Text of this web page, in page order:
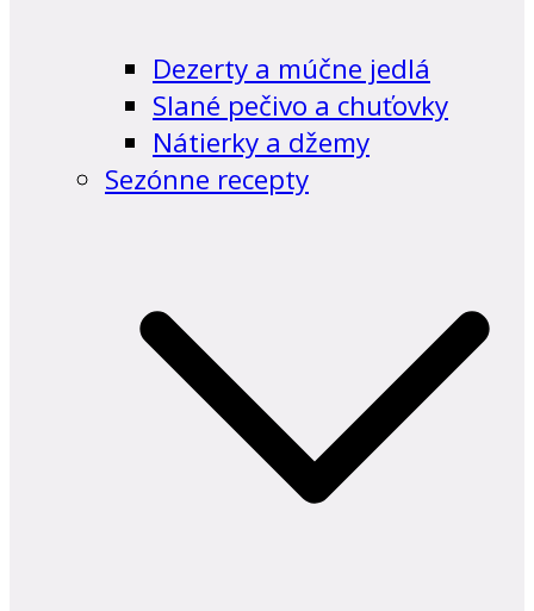
Dezerty a múčne jedlá
Slané pečivo a chuťovky
Nátierky a džemy
Sezónne recepty